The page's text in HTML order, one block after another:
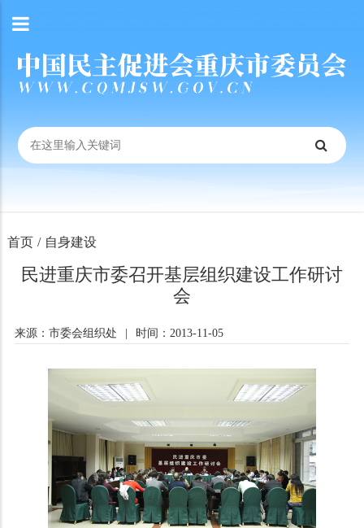
首页 / 自身建设
民进重庆市委召开基层组织建设工作研讨
会
来源：市委会组织处 时间：2013-11-05